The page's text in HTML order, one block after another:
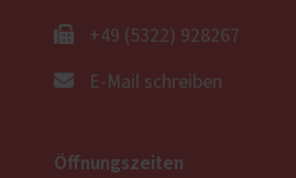
+49 (5322) 928267
E-Mail schreiben
Öffnungszeiten